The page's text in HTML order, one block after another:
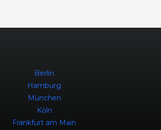
Berlin
Hamburg
München
Köln
Frankfurt am Main